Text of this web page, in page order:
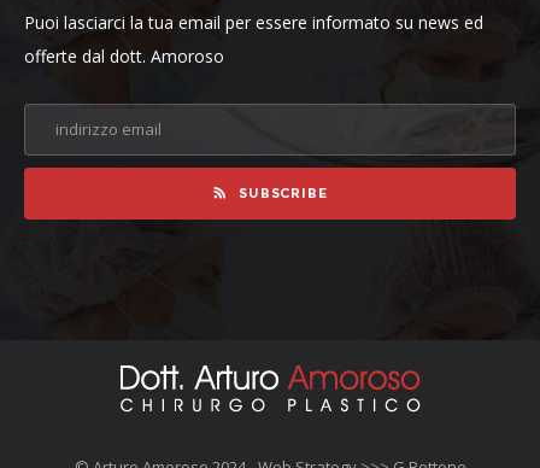
Puoi lasciarci la tua email per essere informato su news ed
offerte dal dott. Amoroso
SUBSCRIBE